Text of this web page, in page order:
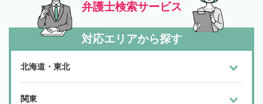
弁護士検索サービス
対応エリアから探す
北海道・東北
関東